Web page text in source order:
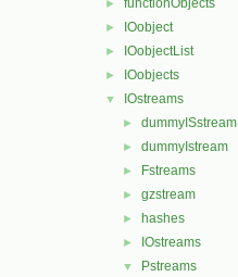
► functionObjects
► IOobject
► IOobjectList
► IOobjects
▼ IOstreams
► dummyISstream
► dummyIstream
► Fstreams
► gzstream
► hashes
► IOstreams
▼
Pstreams